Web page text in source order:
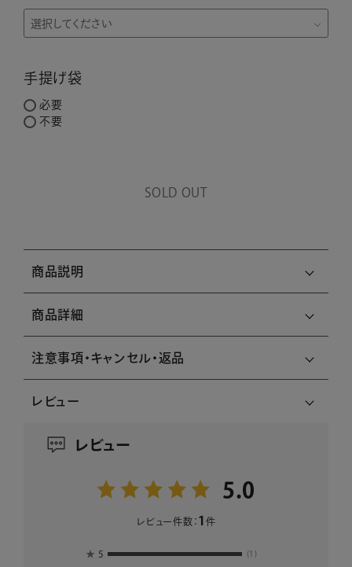
手提げ袋
必要
不要
SOLD OUT
商品説明
商品詳細
注意事項・キャンセル・返品
レビュー
レビュー
5.0
レビュー件数： 1 件
★ 5 (1)